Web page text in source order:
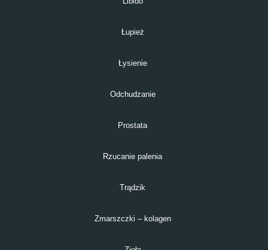
Łupież
Łysienie
Odchudzanie
Prostata
Rzucanie palenia
Trądzik
Zmarszczki – kolagen